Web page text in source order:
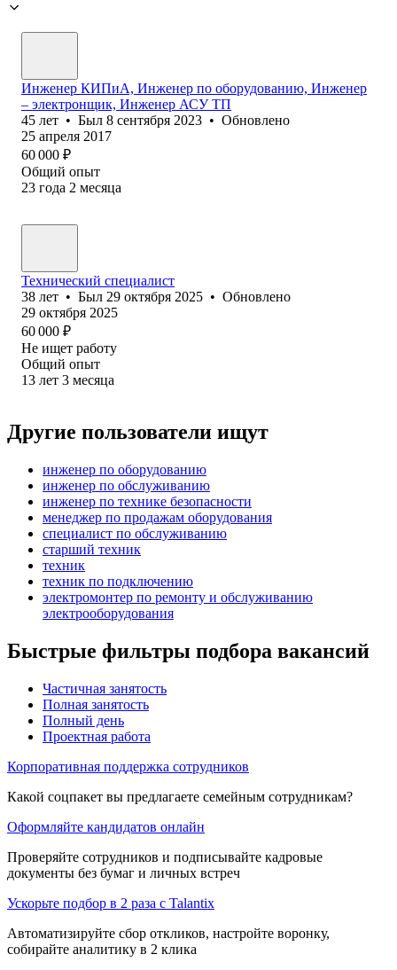
Инженер КИПиА, Инженер по оборудованию, Инженер
– электронщик, Инженер АСУ ТП
45 лет • Был 8 сентября 2023 • Обновлено
25 апреля 2017
60 000 ₽
Общий опыт
23 года 2 месяца
Технический специалист
38 лет • Был 29 октября 2025 • Обновлено
29 октября 2025
60 000 ₽
Не ищет работу
Общий опыт
13 лет 3 месяца
Другие пользователи ищут
инженер по оборудованию
инженер по обслуживанию
инженер по технике безопасности
менеджер по продажам оборудования
специалист по обслуживанию
старший техник
техник
техник по подключению
электромонтер по ремонту и обслуживанию
электрооборудования
Быстрые фильтры подбора вакансий
Частичная занятость
Полная занятость
Полный день
Проектная работа
Корпоративная поддержка сотрудников
Какой соцпакет вы предлагаете семейным сотрудникам?
Оформляйте кандидатов онлайн
Проверяйте сотрудников и подписывайте кадровые
документы без бумаг и личных встреч
Ускорьте подбор в 2 раза с Talantix
Автоматизируйте сбор откликов, настройте воронку,
собирайте аналитику в 2 клика